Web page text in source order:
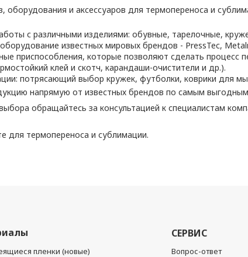
оборудования и аксессуаров для термопереноса и
с различными изделиями: обувные, тарелочные,
известных мировых брендов - PressTec,
приспособления, которые позволяют сделать
клей и скотч, карандаши-очистители и др.).
потрясающий выбор кружек, футболки, коврики для
напрямую от известных брендов по самым
обращайтесь за консультацией к специалистам
для термопереноса и сублимации.
пленки (новые)
СЕРВИС
Вопрос-ответ